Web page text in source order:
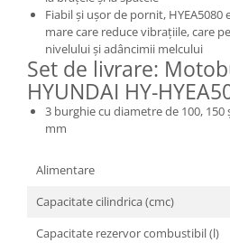
Semanatoare,Plantatoare
Sobe pe gaz & electrice
Suflante & Aspiratoare
Aspiratoare
Unelte Gradinarit
Ventilatoare & Sisteme Racire
Aparate de aer conditionat
Fiabil și ușor de pornit,
mare care reduce vibrațiile, care
nivelului și adâncimii melcului
Set de livrare:
HYUNDAI HY-
3 burghie cu diametre de 100, 150
mm
Alimentare
Capacitate cilindrica (cmc)
Capacitate rezervor combustibil (l)